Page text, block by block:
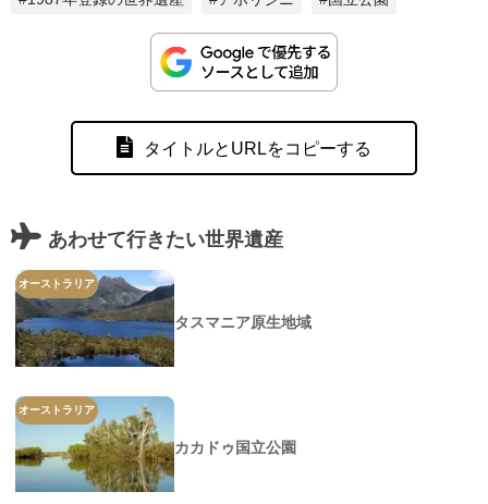
タイトルとURLをコピーする
あわせて行きたい世界遺産
オーストラリア
タスマニア原生地域
オーストラリア
カカドゥ国立公園